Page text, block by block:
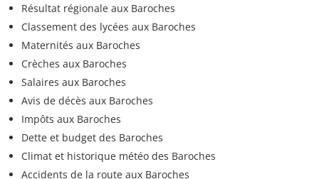
Résultat régionale aux Baroches
Classement des lycées aux Baroches
Maternités aux Baroches
Crèches aux Baroches
Salaires aux Baroches
Avis de décès aux Baroches
Impôts aux Baroches
Dette et budget des Baroches
Climat et historique météo des Baroches
Accidents de la route aux Baroches